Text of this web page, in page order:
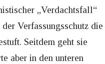
„Verdachtsfall“
Verfassungsschutz die
Seitdem geht sie
aber in den unteren